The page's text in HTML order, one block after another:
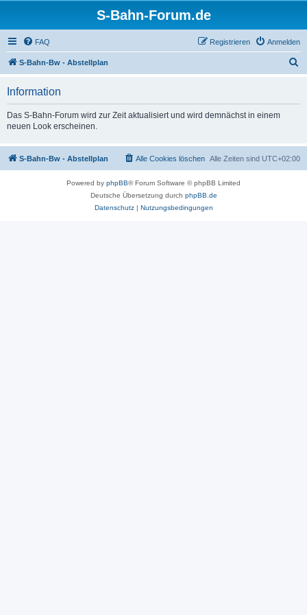
S-Bahn-Forum.de
FAQ Anmelden
Registrieren
S-Bahn-Bw - Abstellplan
Information
Das S-Bahn-Forum wird zur Zeit aktualisiert und wird demnächst in einem
neuen Look erscheinen.
S-Bahn-Bw - Abstellplan Alle Zeiten sind UTC+02:00
Alle Cookies löschen
Powered by phpBB® Forum Software © phpBB Limited
Deutsche Übersetzung durch phpBB.de
Datenschutz| Nutzungsbedingungen